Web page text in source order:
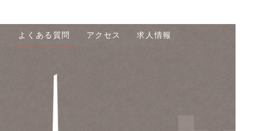
よくある質問 アクセス 求人情報